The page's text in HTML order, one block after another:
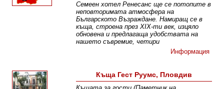
Семеен хотел Ренесанс ще се потопите в
неповторимата атмосфера на
Българското Възраждане. Намиращ се в
къща, строена през ХІХ-ти век, изцяло
обновена и предлагаща удобствата на
нашето съвремие, четири
Информация
Къща Гест Руумс, Пловдив